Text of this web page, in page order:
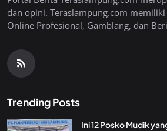
dan opini. Teraslampung.com memiliki
Online Profesional, Gamblang, dan
Trending Posts
Ini 12 Posko Mudik